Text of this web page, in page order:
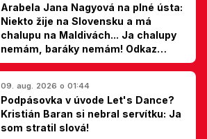
Arabela Jana Nagyová na plné ústa:
Niekto žije na Slovensku a má
chalupu na Maldivách... Ja chalupy
nemám, baráky nemám! Odkaz
Slovákom
09. aug. 2026 o 01:44
Podpásovka v úvode Let's Dance?
Kristián Baran si nebral servítku: Ja
som stratil slová!